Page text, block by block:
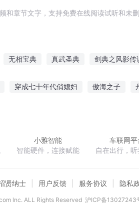
章节文字，支持免费在线阅读试听和未删
无相宝典 真武圣典 剑典之风影传
穿成七十年代俏媳妇 傲海之子
小雅智能
智能硬件，连接赋能
车联网平
自在出行，
贤纳士 用户反馈 服务协议 隐私
lnc. ALL Rights Reserved 沪ICP备13027243